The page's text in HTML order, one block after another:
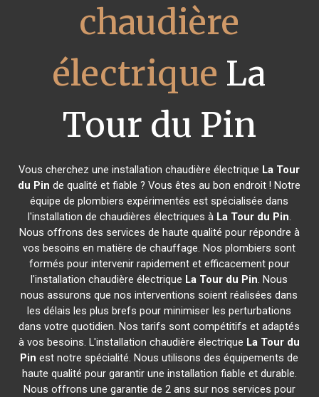
chaudière
électrique La
Tour du Pin
Vous cherchez une installation chaudière électrique La Tour
du Pin de qualité et fiable ? Vous êtes au bon endroit ! Notre
équipe de plombiers expérimentés est spécialisée dans
l'installation de chaudières électriques à La Tour du Pin.
Nous offrons des services de haute qualité pour répondre à
vos besoins en matière de chauffage. Nos plombiers sont
formés pour intervenir rapidement et efficacement pour
l'installation chaudière électrique La Tour du Pin. Nous
nous assurons que nos interventions soient réalisées dans
les délais les plus brefs pour minimiser les perturbations
dans votre quotidien. Nos tarifs sont compétitifs et adaptés
à vos besoins. L'installation chaudière électrique La Tour du
Pin est notre spécialité. Nous utilisons des équipements de
haute qualité pour garantir une installation fiable et durable.
Nous offrons une garantie de 2 ans sur nos services pour